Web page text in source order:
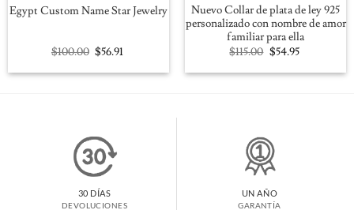
Egypt Custom Name Star Jewelry
$100.00 Original
price
was:
$56.91Current
is:
Nuevo Collar de plata de ley 925
personalizado con nombre de amor
familiar para ella
$115.00 Original
price
was:
$54.95Current
is:
30 DÍAS
DEVOLUCIONES
UN AÑO
GARANTÍA